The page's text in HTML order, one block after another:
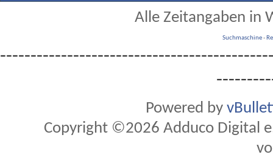
Alle Zeitangaben in
Suchmaschine-
Powered by
Copyright ©2026 Adduco Digital